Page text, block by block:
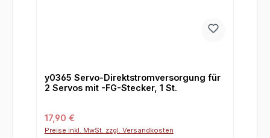
y0365 Servo-Direktstromversorgung für
2 Servos mit -FG-Stecker, 1 St.
Regulärer Preis:
17,90 €
Preise inkl. MwSt. zzgl. Versandkosten